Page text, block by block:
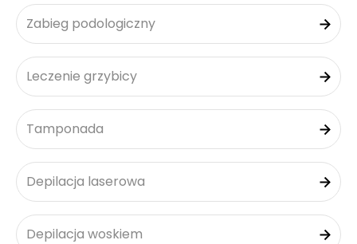
Zabieg podologiczny
Leczenie grzybicy
Tamponada
Depilacja laserowa
Depilacja woskiem